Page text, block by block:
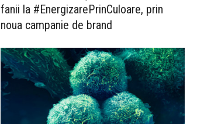
fanii la #EnergizarePrinCuloare, prin
noua campanie de brand